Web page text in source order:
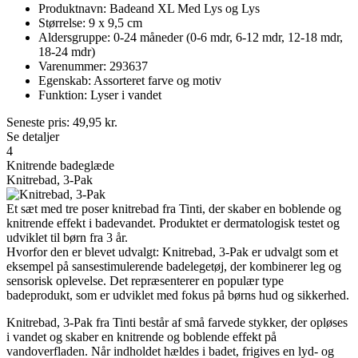
Produktnavn: Badeand XL Med Lys og Lys
Størrelse: 9 x 9,5 cm
Aldersgruppe: 0-24 måneder (0-6 mdr, 6-12 mdr, 12-18 mdr,
18-24 mdr)
Varenummer: 293637
Egenskab: Assorteret farve og motiv
Funktion: Lyser i vandet
Seneste pris: 49,95 kr.
Se detaljer
4
Knitrende badeglæde
Knitrebad, 3-Pak
Et sæt med tre poser knitrebad fra Tinti, der skaber en boblende og
knitrende effekt i badevandet. Produktet er dermatologisk testet og
udviklet til børn fra 3 år.
Hvorfor den er blevet udvalgt: Knitrebad, 3-Pak er udvalgt som et
eksempel på sansestimulerende badelegetøj, der kombinerer leg og
sensorisk oplevelse. Det repræsenterer en populær type
badeprodukt, som er udviklet med fokus på børns hud og sikkerhed.
Knitrebad, 3-Pak fra Tinti består af små farvede stykker, der opløses
i vandet og skaber en knitrende og boblende effekt på
vandoverfladen. Når indholdet hældes i badet, frigives en lyd- og